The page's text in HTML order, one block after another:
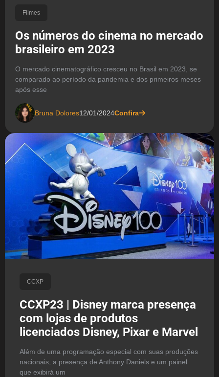
Filmes
Os números do cinema no mercado
brasileiro em 2023
O mercado cinematográfico cresceu no Brasil em 2023, se
comparado ao período da pandemia e dos primeiros meses
após esse
Bruna Dolores12/01/2024Confira
CCXP
CCXP23 | Disney marca presença
com lojas de produtos
licenciados Disney, Pixar e Marvel
Além de uma programação especial com suas produções
nacionais, a presença de Anthony Daniels e um painel
que exibirá um